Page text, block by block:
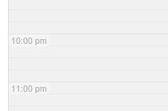
10:00 pm
11:00 pm